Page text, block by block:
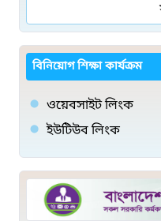
বিনিয়োগ শিক্ষা কার্যক্রম
ওয়েবসাইট লিংক
ইউটিউব লিংক